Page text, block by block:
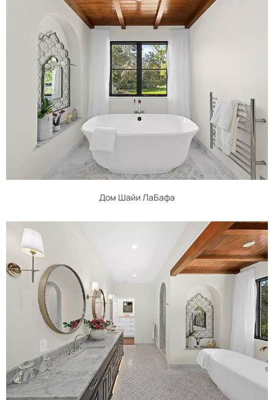
Дом Шайи ЛаБафа